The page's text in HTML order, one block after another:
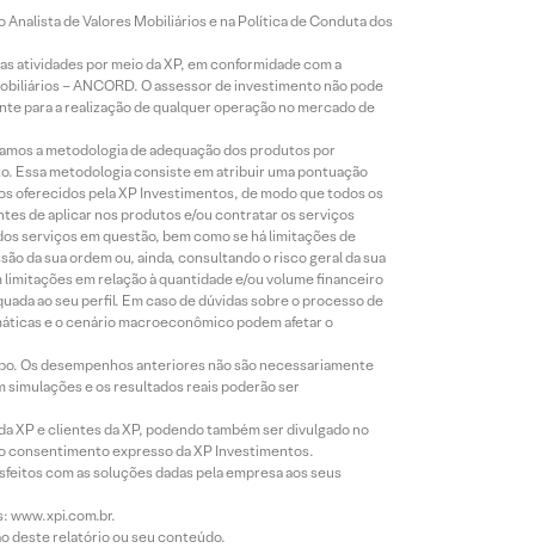
de Valores Mobiliários e na Política de Conduta dos
atividades por meio da XP, em conformidade com a
– ANCORD. O assessor de investimento não pode
para a realização de qualquer operação no mercado de
a metodologia de adequação dos produtos por
Essa metodologia consiste em atribuir uma pontuação
oferecidos pela XP Investimentos, de modo que todos os
de aplicar nos produtos e/ou contratar os serviços
serviços em questão, bem como se há limitações de
da sua ordem ou, ainda, consultando o risco geral da sua
em relação à quantidade e/ou volume financeiro
ao seu perfil. Em caso de dúvidas sobre o processo de
e o cenário macroeconômico podem afetar o
Os desempenhos anteriores não são necessariamente
e os resultados reais poderão ser
e clientes da XP, podendo também ser divulgado no
consentimento expresso da XP Investimentos.
com as soluções dadas pela empresa aos seus
www.xpi.com.br.
deste relatório ou seu conteúdo.